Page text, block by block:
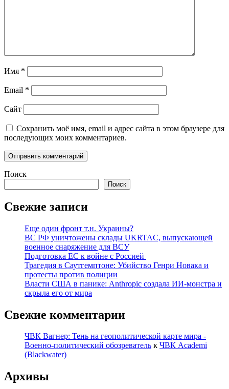
Имя *
Email *
Сайт
Сохранить моё имя, email и адрес сайта в этом браузере для
последующих моих комментариев.
Поиск
Поиск
Свежие записи
Еще один фронт т.н. Украины?
ВС РФ уничтожены склады UKRTAC, выпускающей
военное снаряжение для ВСУ
Подготовка ЕС к войне с Россией
Трагедия в Саутгемптоне: Убийство Генри Новака и
протесты против полиции
Власти США в панике: Anthropic создала ИИ-монстра и
скрыла его от мира
Свежие комментарии
ЧВК Вагнер: Тень на геополитической карте мира -
Военно-политический обозреватель к ЧВК Academi
(Blackwater)
Архивы